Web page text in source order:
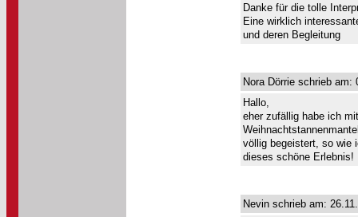
Danke für die tolle
Eine wirklich
und deren Begleitung
Nora Dörrie schrieb am:
Hallo,
eher zufällig habe ich
völlig begeistert, so wie
dieses schöne Erlebnis!
Nevin schrieb am: